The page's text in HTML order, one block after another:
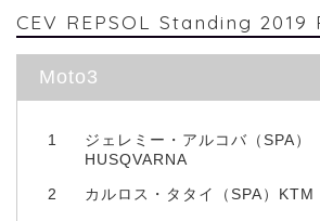
CEV REPSOL Standing 2019
Moto3
1
ジェレミー・アルコバ（SPA）
HUSQVARNA
2 カルロス・タタイ（SPA）KTM